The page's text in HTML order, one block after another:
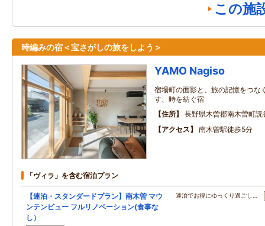
この施
時編みの宿＜宝さがしの旅をしよう＞
YAMO Nagiso
宿場町の面影と、旅の記憶をつな
す、時を紡ぐ宿
住所
長野県木曽郡南木曽町
アクセス
南木曽駅徒歩5分
「ヴィラ」を含む宿泊プラン
【連泊・スタンダードプラン】南木曽 マウ
ンテンビュー フルリノベーション(食事な
し）
連泊でお得にゆっくり過ごし…